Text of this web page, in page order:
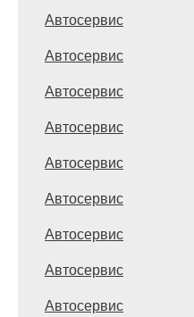
Автосервис
Автосервис
Автосервис
Автосервис
Автосервис
Автосервис
Автосервис
Автосервис
Автосервис